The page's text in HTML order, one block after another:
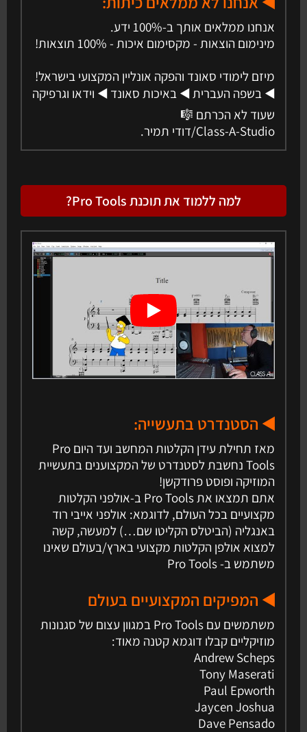
אנחנו ממלאים אותך ב-100% ידע.
מינימום הוצאות - מקסימום איכות - 100% תוצאות!
מיזם לימודי סאונד והפקה אונליין המקצועי בישראל!
◀️ בשפה העברית ◀️ באיכות סאונד ◀️ וידאו וגרפיקה
שעוד לא הכרתם 🎼
Class-A-Studio/דודי תמיר.
למה ללמוד את תוכנת Pro Tools?
◀️ הסטנדרט בתעשייה:
מאז תחילת עידן הקלטות המחשב ועד היום Pro
Tools נחשבת לסטנדרט של המקצוענים בתעשיית
המוזיקה ופוסט פרודקשן!
אתם תמצאו את Pro Tools ב-אולפני הקלטות
מקצועיים בכל העולם, לדוגמא: אולפני אייבי רוד
באנגליה (הביטלס הקליטו שם…) למעשה, קשה
למצוא אולפן הקלטות מקצועי בארץ/בעולם שאינו
משתמש ב- Pro Tools
◀️ המפיקים המקצועיים בעולם
משתמשים עם Pro Tools במגוון עצום של סגנונות
מוזיקליים קבלו דוגמא קטנה מאוד:
Andrew Scheps
Tony Maserati
Paul Epworth
Jaycen Joshua
Dave Pensado